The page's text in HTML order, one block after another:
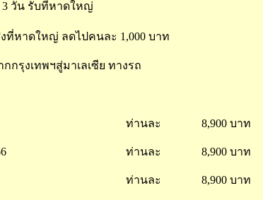
3 วัน รับที่หาดใหญ่
หาดใหญ่ ลดไปคนละ 1,000 บาท
กรุงเทพฯสู่มาเลเซีย ทางรถ
ท่านละ 8,900 บาท
ท่านละ 8,900 บาท
ท่านละ 8,900 บาท